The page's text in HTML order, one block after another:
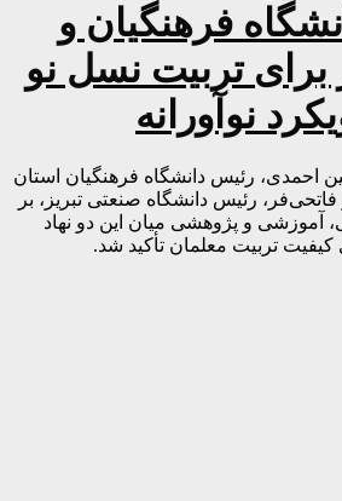
فرهنگیان و
برای تربیت نسل نو
نوآورانه
احمدی، رئیس دانشگاه فرهنگیان استان
فاتحی‌فر، رئیس دانشگاه صنعتی تبریز، بر
آموزشی و پژوهشی میان این دو نهاد
تربیت معلمان تأکید شد.